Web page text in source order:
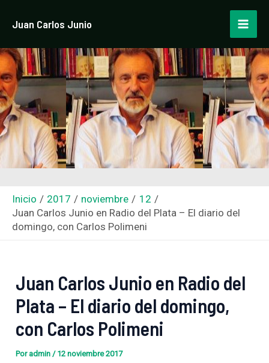
Juan Carlos Junio
Inicio 2017 noviembre
12
Juan Carlos Junio en Radio del Plata – El diario del
domingo, con Carlos Polimeni
Juan Carlos Junio en Radio del
Plata – El diario del domingo,
con Carlos Polimeni
Por admin/ 12 noviembre 2017
de